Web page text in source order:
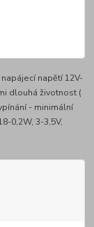
napětí 12V-
dlouhá životnost (
- minimální
0,2W, 3-3,5V,